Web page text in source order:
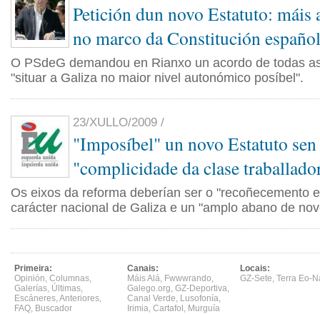
Petición dun novo Estatuto: máis
no marco da Constitución
O PSdeG demandou en Rianxo un acordo de todas
"situar a Galiza no maior nivel autonómico posíbel".
23/XULLO/2009 /
"Imposíbel" un novo Estatuto sen
"complicidade da clase
Os eixos da reforma deberían ser o "recoñecemento
carácter nacional de Galiza e un "amplo abano de
Primeira:
Opinión, Columnas,
Galerías, Últimas,
Escáneres,Anteriores,
FAQ, Buscador
Canais:
Máis Alá, Fwwwrando,
Galego.org, GZ-Deportiva,
Canal Verde, Lusofonía,
Irimia, Cartafol , Murguía
Locais:
GZ-Sete, Terra Eo-